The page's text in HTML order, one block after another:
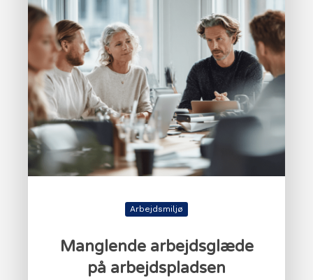
Arbejdsmiljø
Manglende arbejdsglæde
på arbejdspladsen